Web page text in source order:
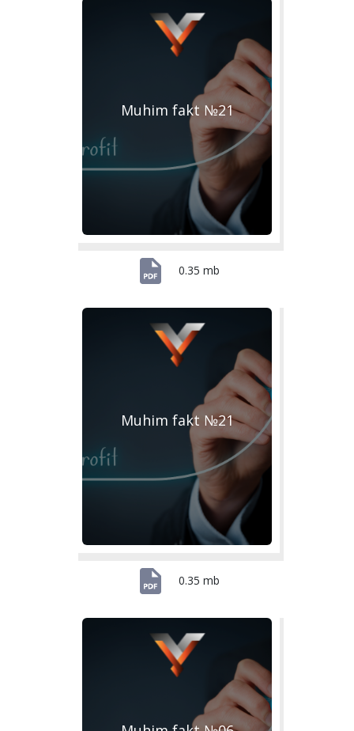
Muhim fakt №21
0.35 mb
Muhim fakt №21
0.35 mb